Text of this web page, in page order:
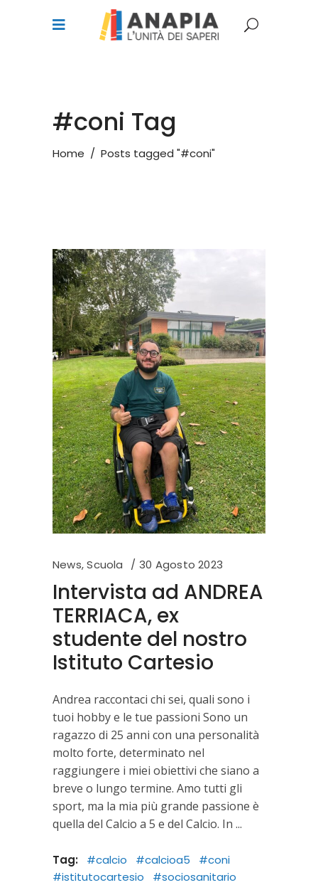
#coni Tag
Home / Posts tagged "#coni"
News,Scuola 30 Agosto 2023
Intervista ad ANDREA
TERRIACA, ex
studente del nostro
Istituto Cartesio
Andrea raccontaci chi sei, quali sono i
tuoi hobby e le tue passioni Sono un
ragazzo di 25 anni con una personalità
molto forte, determinato nel
raggiungere i miei obiettivi che siano a
breve o lungo termine. Amo tutti gli
sport, ma la mia più grande passione è
quella del Calcio a 5 e del Calcio. In
Tag: #calcio #calcioa5
#coni
#istitutocartesio
#sociosanitario